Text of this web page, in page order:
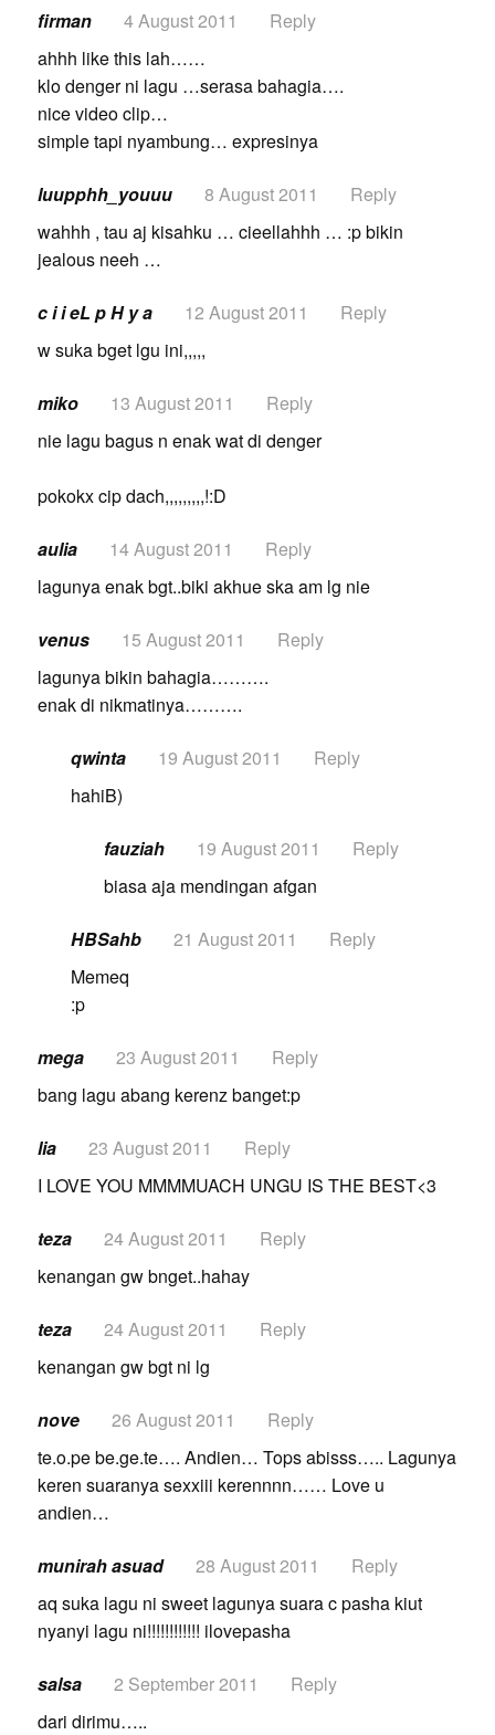
firman 4 August 2011
Reply
ahhh like this lah……
klo denger ni lagu …serasa bahagia….
nice video clip…
simple tapi nyambung… expresinya
luupphh_youuu 8 August 2011
Reply
wahhh , tau aj kisahku … cieellahhh … :p bikin
jealous neeh …
c i i eL p H y a 12 August 2011
Reply
w suka bget lgu ini,,,,,
miko 13 August 2011
Reply
nie lagu bagus n enak wat di denger
pokokx cip dach,,,,,,,,,!:D
aulia 14 August 2011
Reply
lagunya enak bgt..biki akhue ska am lg nie
venus 15 August 2011
Reply
lagunya bikin bahagia……….
enak di nikmatinya……….
qwinta 19 August 2011
Reply
hahiB)
fauziah 19 August 2011
Reply
biasa aja mendingan afgan
HBSahb 21 August 2011
Reply
Memeq
:p
mega 23 August 2011
Reply
bang lagu abang kerenz banget:p
lia 23 August 2011
Reply
I LOVE YOU MMMMUACH UNGU IS THE BEST<3
teza 24 August 2011
Reply
kenangan gw bnget..hahay
teza 24 August 2011
Reply
kenangan gw bgt ni lg
nove 26 August 2011
Reply
te.o.pe be.ge.te…. Andien… Tops abisss….. Lagunya
keren suaranya sexxiii kerennnn…… Love u
andien…
munirah asuad 28 August 2011
Reply
aq suka lagu ni sweet lagunya suara c pasha kiut
nyanyi lagu ni!!!!!!!!!!!! ilovepasha
salsa 2 September 2011
Reply
dari dirimu…..